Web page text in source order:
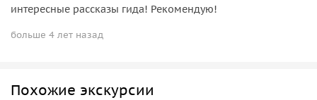
интересные рассказы гида! Рекомендую!
больше 4 лет назад
Похожие экскурсии